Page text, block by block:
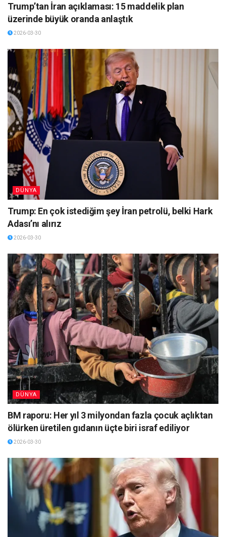
Trump’tan İran açıklaması: 15 maddelik plan
üzerinde büyük oranda anlaştık
2026-03-30
DÜNYA
Trump: En çok istediğim şey İran petrolü, belki Hark
Adası’nı alırız
2026-03-30
DÜNYA
BM raporu: Her yıl 3 milyondan fazla çocuk açlıktan
ölürken üretilen gıdanın üçte biri israf ediliyor
2026-03-30